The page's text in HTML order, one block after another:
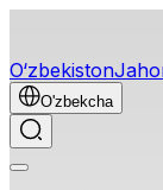
O‘zbekiston
O'zbekcha